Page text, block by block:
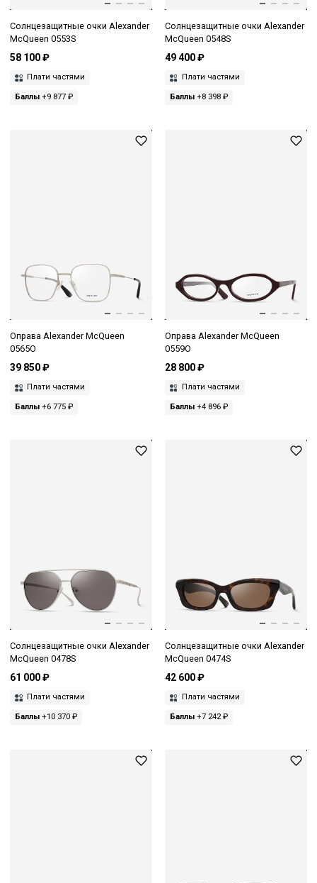
Солнцезащитные очки Alexander
McQueen 0553S
58 100 ₽
Плати частями
Баллы +9 877 ₽
Солнцезащитные очки Alexander
McQueen 0548S
49 400 ₽
Плати частями
Баллы+8 398 ₽
Оправа Alexander McQueen
0565O
39 850 ₽
Плати частями
Баллы +6 775 ₽
Оправа Alexander McQueen
0559O
28 800 ₽
Плати частями
Баллы+4 896 ₽
Солнцезащитные очки Alexander
McQueen 0478S
61 000 ₽
Плати частями
Баллы +10 370 ₽
Солнцезащитные очки Alexander
McQueen 0474S
42 600 ₽
Плати частями
Баллы+7 242 ₽